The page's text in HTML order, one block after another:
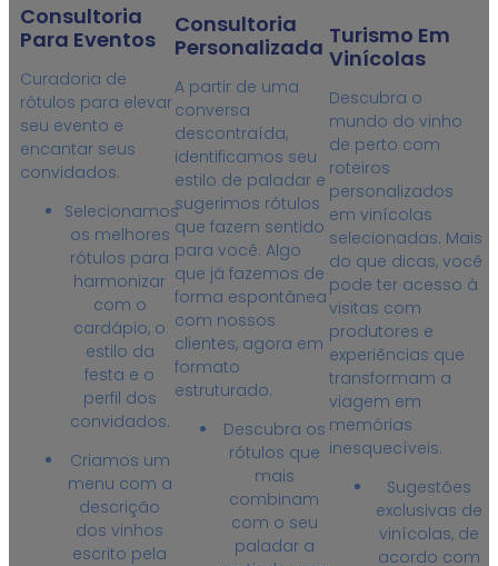
Consultoria
Para Eventos
Curadoria de
rótulos para elevar
seu evento e
encantar seus
convidados.
Selecionamos
os melhores
rótulos para
harmonizar
com o
cardápio, o
estilo da
festa e o
perfil dos
convidados.
Criamos um
menu com a
descrição
dos vinhos
escrito pela
Consultoria
Personalizada
A partir de uma
conversa
descontraída,
identificamos seu
estilo de paladar e
sugerimos rótulos
que fazem sentido
para você. Algo
que já fazemos de
forma espontânea
com nossos
clientes, agora em
formato
estruturado.
Descubra os
rótulos que
mais
combinam
com o seu
paladar a
Turismo Em
Vinícolas
Descubra o
mundo do vinho
de perto com
roteiros
personalizados
em vinícolas
selecionadas. Mais
do que dicas, você
pode ter acesso à
visitas com
produtores e
experiências que
transformam a
viagem em
memórias
inesquecíveis.
Sugestões
exclusivas de
vinícolas, de
acordo com